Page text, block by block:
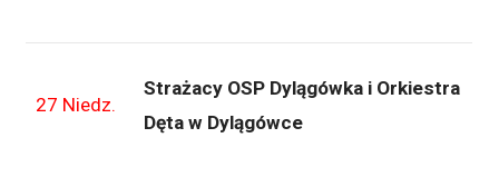
27 Niedz.
Strażacy OSP Dylągówka i Orkiestra
Dęta w Dylągówce